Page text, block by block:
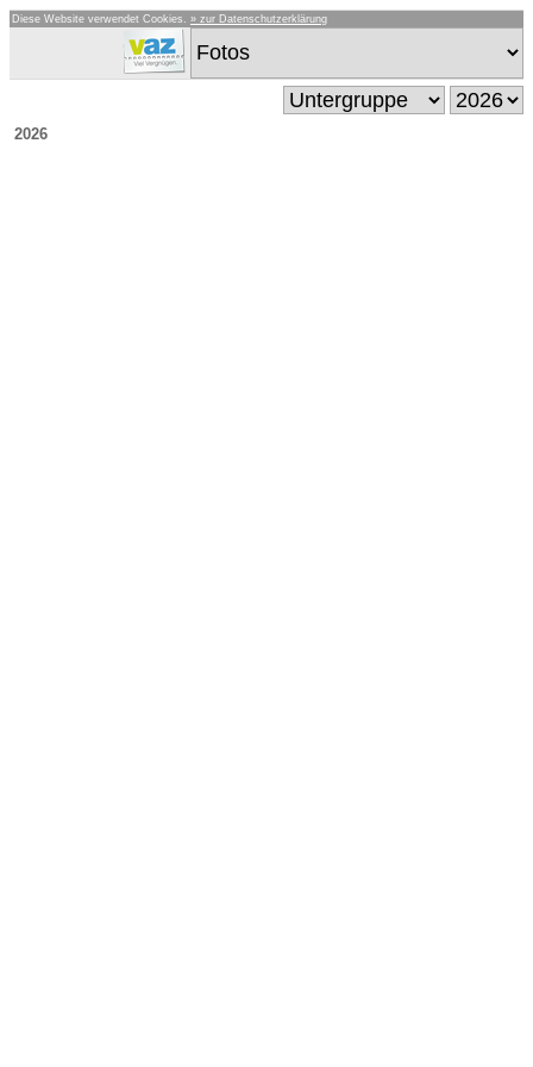
Diese Website verwendet Cookies. » zur Datenschutzerklärung
2026